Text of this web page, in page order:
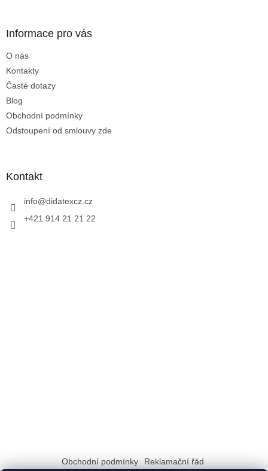
Informace pro vás
O nás
Kontakty
Časté dotazy
Blog
Obchodní podmínky
Odstoupení od smlouvy zde
Kontakt
info@didatexcz.cz
+421 914 21 21 22
Obchodní podmínky
Reklamační řád